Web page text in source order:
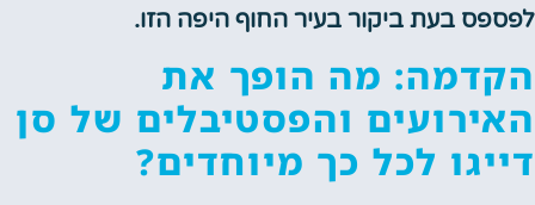
לפספס בעת ביקור בעיר החוף היפה הזו.
הקדמה: מה הופך את
האירועים והפסטיבלים של סן
דייגו לכל כך מיוחדים?